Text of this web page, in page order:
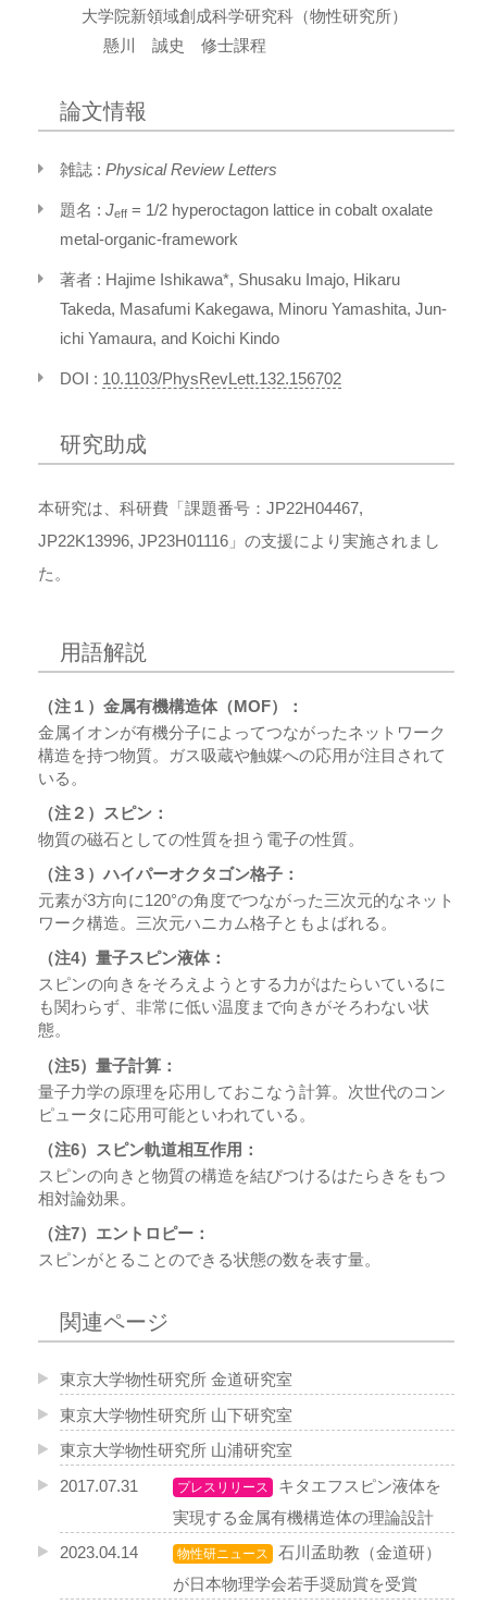
大学院新領域創成科学研究科（物性研究所）
懸川 誠史 修士課程
論文情報
雑誌 : Physical Review Letters
題名 : Jeff = 1/2 hyperoctagon lattice in cobalt oxalate
metal-organic-framework
著者 : Hajime Ishikawa*, Shusaku Imajo, Hikaru
Takeda, Masafumi Kakegawa, Minoru Yamashita, Jun-
ichi Yamaura, and Koichi Kindo
DOI : 10.1103/PhysRevLett.132.156702
研究助成
本研究は、科研費「課題番号：JP22H04467,
JP22K13996, JP23H01116」の支援により実施されまし
た。
用語解説
（注１）金属有機構造体（MOF）：
金属イオンが有機分子によってつながったネットワーク
構造を持つ物質。ガス吸蔵や触媒への応用が注目されて
いる。
（注２）スピン：
物質の磁石としての性質を担う電子の性質。
（注３）ハイパーオクタゴン格子：
元素が3方向に120°の角度でつながった三次元的なネット
ワーク構造。三次元ハニカム格子ともよばれる。
（注4）量子スピン液体：
スピンの向きをそろえようとする力がはたらいているに
も関わらず、非常に低い温度まで向きがそろわない状
態。
（注5）量子計算：
量子力学の原理を応用しておこなう計算。次世代のコン
ピュータに応用可能といわれている。
（注6）スピン軌道相互作用：
スピンの向きと物質の構造を結びつけるはたらきをもつ
相対論効果。
（注7）エントロピー：
スピンがとることのできる状態の数を表す量。
関連ページ
東京大学物性研究所 金道研究室
東京大学物性研究所 山下研究室
東京大学物性研究所 山浦研究室
2017.07.31
プレスリリース
キタエフスピン液体を
実現する金属有機構造体の理論設計
2023.04.14
物性研ニュース
石川孟助教（金道研）
が日本物理学会若手奨励賞を受賞